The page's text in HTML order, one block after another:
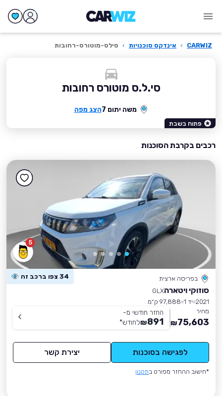
CARWIZ
› אינדקס סוכנויות › סילס-מוטורס-רחובות
סי.ל.ס מוטורס רחובות
משה יתום 7 הצג מפה
פתוח בשבת
רכבים בקרבת הסוכנות
5
בפריסה ארצית 34 צפו ברכב זה
סוזוקי ויטארהGLX
2021 יד 1
97,888 ק״מ
מחיר
75,603
₪
החזר חודשי מ-
891
₪לחודש*
לפגישה בסוכנות יצירת קשר
*חישוב ההחזר מפורט בתקנון